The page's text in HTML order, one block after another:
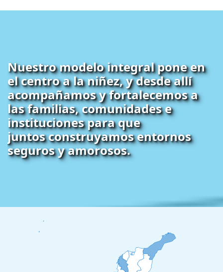
Nuestro modelo integral pone en
el centro a la niñez, y desde allí
acompañamos y fortalecemos a
las familias, comunidades e
instituciones para que
juntos construyamos entornos
seguros y amorosos.